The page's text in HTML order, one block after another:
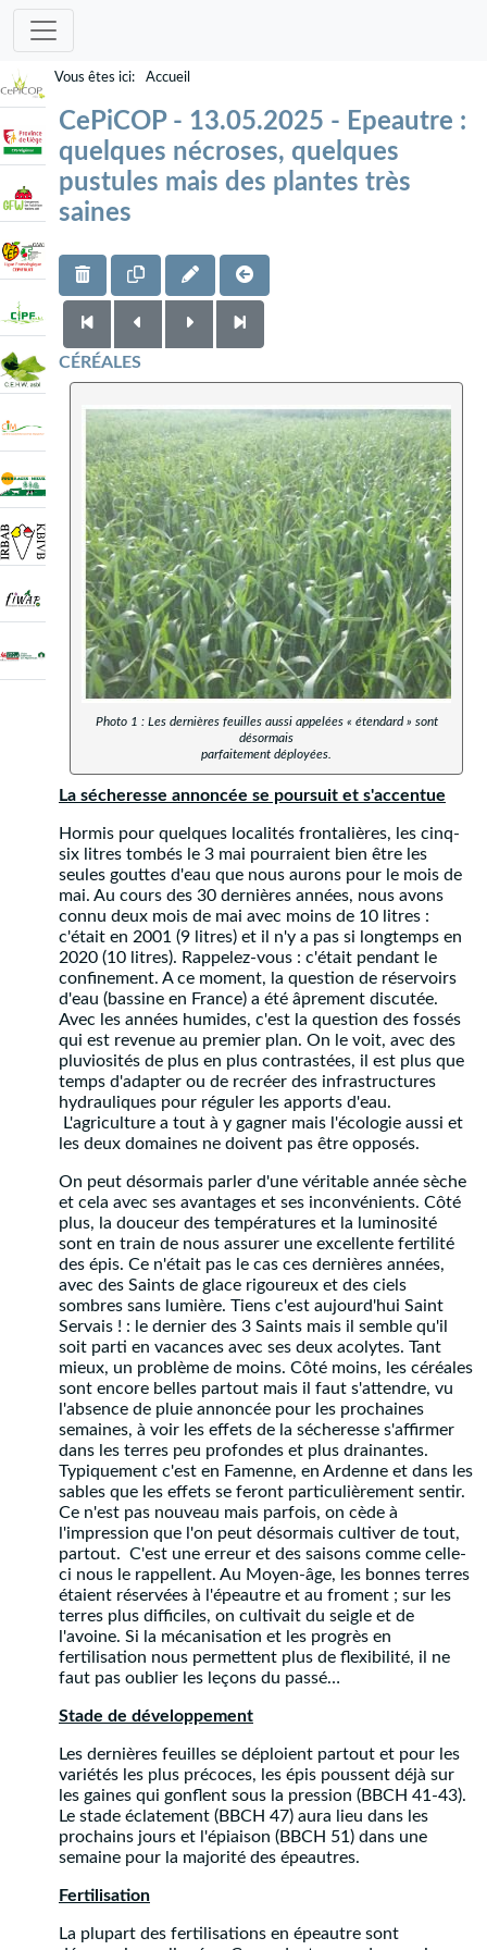
Accueil
CePiCOP - 13.05.2025 - Epeautre :
quelques nécroses, quelques
pustules mais des plantes très
saines
CÉRÉALES
Photo 1 : Les dernières feuilles aussi appelées « étendard » sont
désormais
parfaitement déployées.
La sécheresse annoncée se poursuit et s'accentue
Hormis pour quelques localités frontalières, les cinq-
six litres tombés le 3 mai pourraient bien être les
seules gouttes d'eau que nous aurons pour le mois de
mai. Au cours des 30 dernières années, nous avons
connu deux mois de mai avec moins de 10 litres :
c'était en 2001 (9 litres) et il n'y a pas si longtemps en
2020 (10 litres). Rappelez-vous : c'était pendant le
confinement. A ce moment, la question de réservoirs
d'eau (bassine en France) a été âprement discutée.
Avec les années humides, c'est la question des fossés
qui est revenue au premier plan. On le voit, avec des
pluviosités de plus en plus contrastées, il est plus que
temps d'adapter ou de recréer des infrastructures
hydrauliques pour réguler les apports d'eau.
L'agriculture a tout à y gagner mais l'écologie aussi et
les deux domaines ne doivent pas être opposés.
On peut désormais parler d'une véritable année sèche
et cela avec ses avantages et ses inconvénients. Côté
plus, la douceur des températures et la luminosité
sont en train de nous assurer une excellente fertilité
des épis. Ce n'était pas le cas ces dernières années,
avec des Saints de glace rigoureux et des ciels
sombres sans lumière. Tiens c'est aujourd'hui Saint
Servais ! : le dernier des 3 Saints mais il semble qu'il
soit parti en vacances avec ses deux acolytes. Tant
mieux, un problème de moins. Côté moins, les céréales
sont encore belles partout mais il faut s'attendre, vu
l'absence de pluie annoncée pour les prochaines
semaines, à voir les effets de la sécheresse s'affirmer
dans les terres peu profondes et plus drainantes.
Typiquement c'est en Famenne, en Ardenne et dans les
sables que les effets se feront particulièrement sentir.
Ce n'est pas nouveau mais parfois, on cède à
l'impression que l'on peut désormais cultiver de tout,
partout. C'est une erreur et des saisons comme celle-
ci nous le rappellent. Au Moyen-âge, les bonnes terres
étaient réservées à l'épeautre et au froment ; sur les
terres plus difficiles, on cultivait du seigle et de
l'avoine. Si la mécanisation et les progrès en
fertilisation nous permettent plus de flexibilité, il ne
faut pas oublier les leçons du passé…
Stade de développement
Les dernières feuilles se déploient partout et pour les
variétés les plus précoces, les épis poussent déjà sur
les gaines qui gonflent sous la pression (BBCH 41-43).
Le stade éclatement (BBCH 47) aura lieu dans les
prochains jours et l'épiaison (BBCH 51) dans une
semaine pour la majorité des épeautres.
Fertilisation
La plupart des fertilisations en épeautre sont